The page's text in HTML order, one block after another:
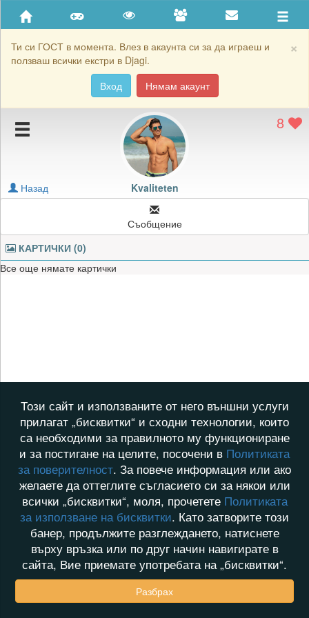
×
Ти си ГОСТ в момента. Влез в акаунта си за да играеш и
ползваш всички екстри в Djagi.
Вход
Нямам акаунт
Приятели
Хронология на игри
Подаръците на Kvaliteten
Картичките на Kvaliteten
Блокирай Kvaliteten
8
Kvaliteten
Назад
Съобщение
КАРТИЧКИ (0)
Все още нямате картички
Този сайт и използваните от него външни услуги
прилагат „бисквитки“ и сходни технологии, които
са необходими за правилното му функциониране
и за постигане на целите, посочени в Политиката
за поверителност. За повече информация или ако
желаете да оттеглите съгласието си за някои или
всички „бисквитки“, моля, прочетете Политиката
за използване на бисквитки. Като затворите този
банер, продължите разглеждането, натиснете
върху връзка или по друг начин навигирате в
сайта, Вие приемате употребата на „бисквитки“.
Разбрах